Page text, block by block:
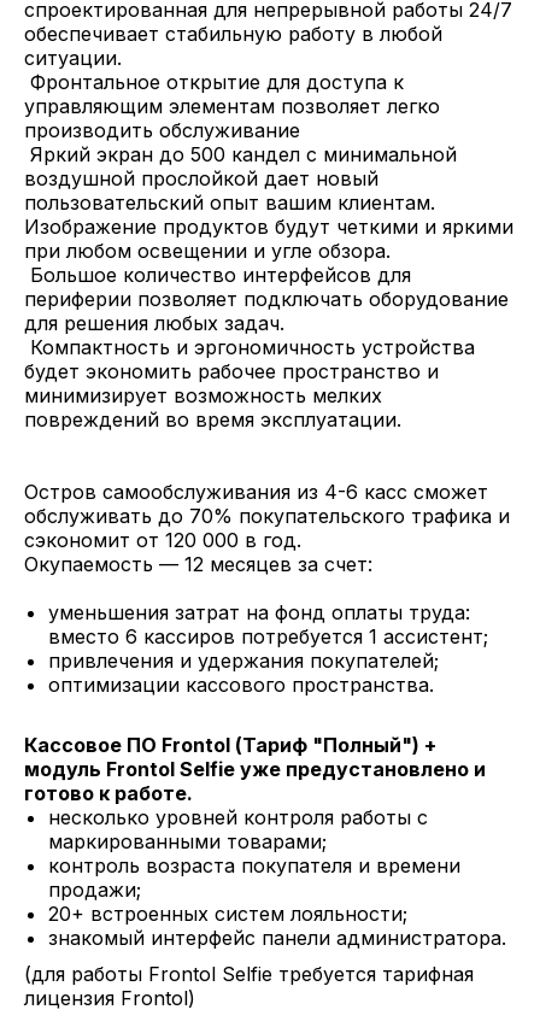
спроектированная для непрерывной работы 24/7
обеспечивает стабильную работу в любой
ситуации.
Фронтальное открытие для доступа к
управляющим элементам позволяет легко
производить обслуживание
Яркий экран до 500 кандел с минимальной
воздушной прослойкой дает новый
пользовательский опыт вашим клиентам.
Изображение продуктов будут четкими и яркими
при любом освещении и угле обзора.
Большое количество интерфейсов для
периферии позволяет подключать оборудование
для решения любых задач.
Компактность и эргономичность устройства
будет экономить рабочее пространство и
минимизирует возможность мелких
повреждений во время эксплуатации.
Остров самообслуживания из 4-6 касс сможет
обслуживать до 70% покупательского трафика и
сэкономит от 120 000 в год.
Окупаемость — 12 месяцев за счет:
уменьшения затрат на фонд оплаты труда:
вместо 6 кассиров потребуется 1 ассистент;
привлечения и удержания покупателей;
оптимизации кассового пространства.
Кассовое ПО Frontol (Тариф "Полный") +
модуль Frontol Selfie уже предустановлено и
готово к работе.
несколько уровней контроля работы с
маркированными товарами;
контроль возраста покупателя и времени
продажи;
20+ встроенных систем лояльности;
знакомый интерфейс панели администратора.
(для работы Frontol Selfie требуется тарифная
лицензия Frontol)